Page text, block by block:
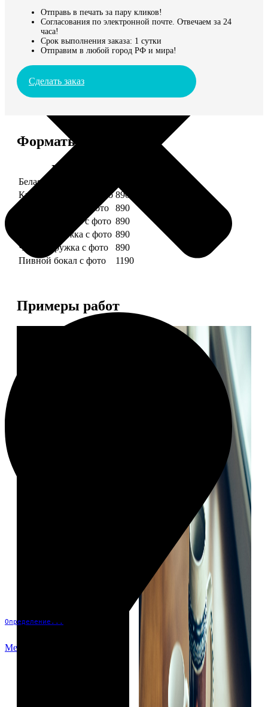
Определение...
Меню
Отправь в печать за пару кликов!
Согласования по электронной почте. Отвечаем за 24
часа!
Срок выполнения заказа: 1 сутки
Отправим в любой город РФ и мира!
Сделать заказ
Форматы и цены
Услуга
Белая кружка с фото
Красная кружка с фото 890
Желтая кружка с фото
890
Зеленая кружка с фото 890
Голубая кружка с фото 890
Черная кружка с фото
890
Пивной бокал с фото
1190
Примеры работ